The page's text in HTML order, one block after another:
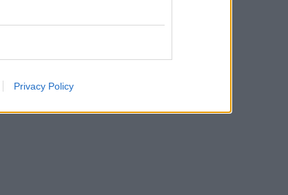
Privacy Policy